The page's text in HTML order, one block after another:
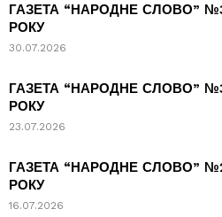
ГАЗЕТА “НАРОДНЕ СЛОВО”
РОКУ
30.07.2026
ГАЗЕТА “НАРОДНЕ СЛОВО”
РОКУ
23.07.2026
ГАЗЕТА “НАРОДНЕ СЛОВО”
РОКУ
16.07.2026